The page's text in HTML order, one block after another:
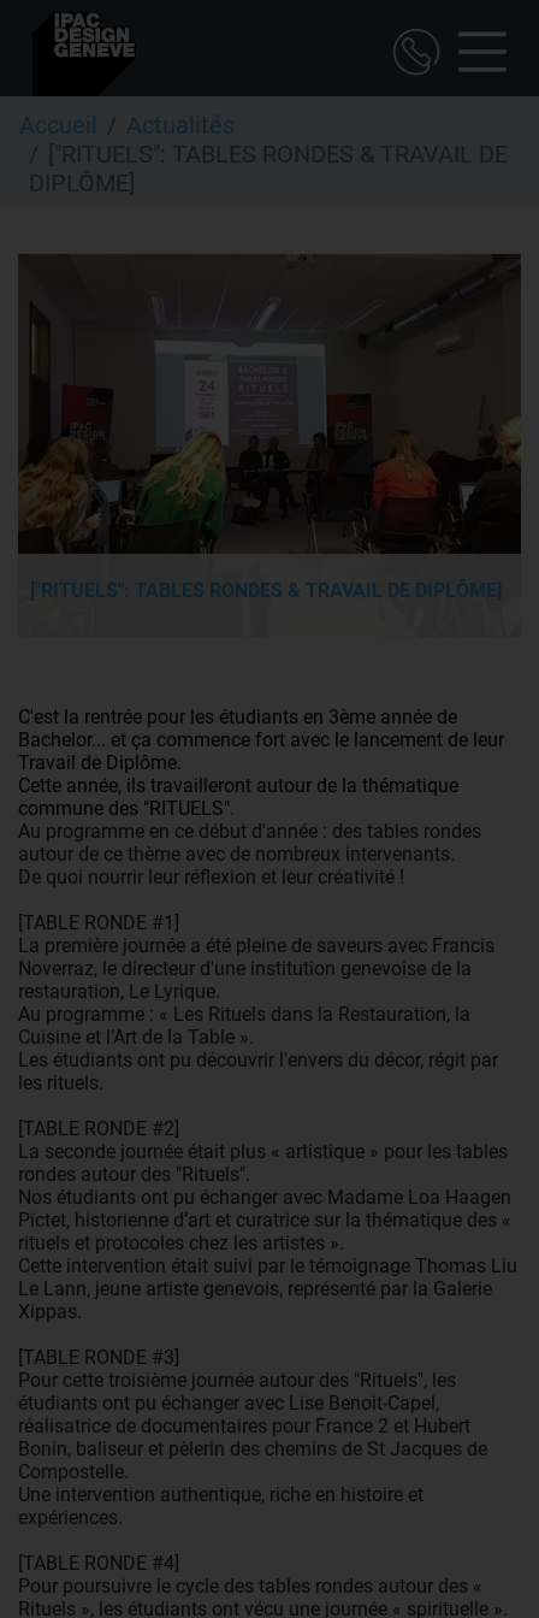
au
contenu
principal
Accueil
Actualités
["RITUELS": TABLES RONDES & TRAVAIL DE
DIPLÔME]
["RITUELS": TABLES RONDES & TRAVAIL DE DIPLÔME]
C'est la rentrée pour les étudiants en 3ème année de
Bachelor... et ça commence fort avec le lancement de leur
Travail de Diplôme.
Cette année, ils travailleront autour de la thématique
commune des "RITUELS".
Au programme en ce début d'année : des tables rondes
autour de ce thème avec de nombreux intervenants.
De quoi nourrir leur réflexion et leur créativité !
[TABLE RONDE #1]
La première journée a été pleine de saveurs avec Francis
Noverraz, le directeur d'une institution genevoise de la
restauration, Le Lyrique.
Au programme : « Les Rituels dans la Restauration, la
Cuisine et l’Art de la Table ».
Les étudiants ont pu découvrir l'envers du décor, régit par
les rituels.
[TABLE RONDE #2]
La seconde journée était plus « artistique » pour les tables
rondes autour des "Rituels".
Nos étudiants ont pu échanger avec Madame Loa Haagen
Pictet, historienne d’art et curatrice sur la thématique des «
rituels et protocoles chez les artistes ».
Cette intervention était suivi par le témoignage Thomas Liu
Le Lann, jeune artiste genevois, représenté par la Galerie
Xippas.
[TABLE RONDE #3]
Pour cette troisième journée autour des "Rituels", les
étudiants ont pu échanger avec Lise Benoit-Capel,
réalisatrice de documentaires pour France 2 et Hubert
Bonin, baliseur et pèlerin des chemins de St Jacques de
Compostelle.
Une intervention authentique, riche en histoire et
expériences.
[TABLE RONDE #4]
Pour poursuivre le cycle des tables rondes autour des «
Rituels », les étudiants ont vécu une journée « spirituelle ».